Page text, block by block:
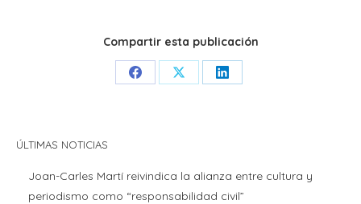
Compartir esta publicación
Share Share Share
ÚLTIMAS NOTICIAS
Joan-Carles Martí reivindica la alianza entre cultura y
periodismo como “responsabilidad civil”